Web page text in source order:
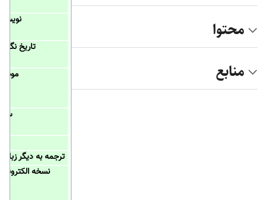
تاریخ
ترجمه به دیگر
نسخه
محتوا
منابع